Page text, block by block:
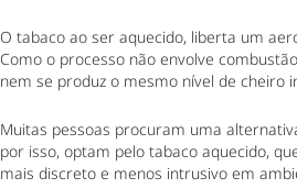
O tabaco ao ser aquecido, liberta um
Como o processo não envolve
nem se produz o mesmo nível de cheiro
Muitas pessoas procuram uma
por isso, optam pelo tabaco aquecido,
mais discreto e menos intrusivo em